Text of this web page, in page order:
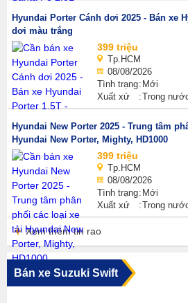
Hyundai Porter Cánh dơi 2025 - Bán xe
dơi màu trắng
399 triệu
Tp.HCM
08/08/2026
Tình trạng Mới
Xuất xứ
Trong
Hyundai New Porter 2025 - Trung tâm
Hyundai New Porter, Mighty, HD1000
399 triệu
Tp.HCM
08/08/2026
Tình trạng Mới
Xuất xứ
Trong
Xem thêm tin rao
Bán xe Suzuki Swift